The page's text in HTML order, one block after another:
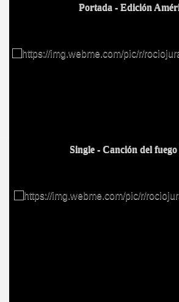
Portada - Edición
Single - Canción del